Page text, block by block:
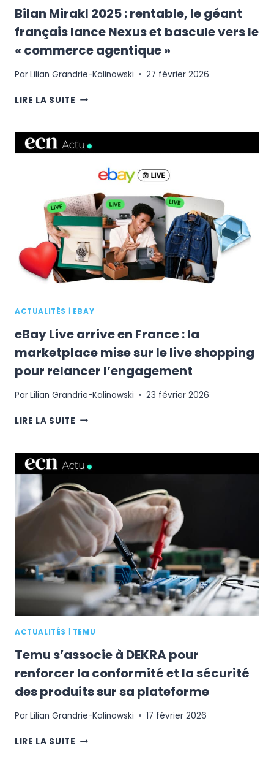
Bilan Mirakl 2025 : rentable, le géant
français lance Nexus et bascule vers le
« commerce agentique »
ParLilian Grandrie-Kalinowski 27 février 2026
LIRE LA SUITE BILAN
:
RENTABLE,
GÉANT
LANCE
NEXUS
ET
BASCULE
VERS
LE
« COMMERCE
ACTUALITÉS EBAY
eBay Live arrive en France : la
marketplace mise sur le live shopping
pour relancer l’engagement
ParLilian Grandrie-Kalinowski 23 février 2026
LIRE LA SUITE EBAY
EN
FRANCE
:
LA
MARKETPLACE
MISE
SUR
LE
LIVE
SHOPPING
POUR
RELANCER
L’ENGAGEMENT
ACTUALITÉS TEMU
Temu s’associe à DEKRA pour
renforcer la conformité et la sécurité
des produits sur sa plateforme
ParLilian Grandrie-Kalinowski 17 février 2026
LIRE LA SUITE TEMU